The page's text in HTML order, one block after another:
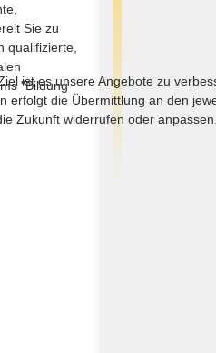
Sie zu
qualifizierte,
"Bildung
ist es unsere Angebote zu
die Übermittlung an den
Zukunft widerrufen oder anpassen.